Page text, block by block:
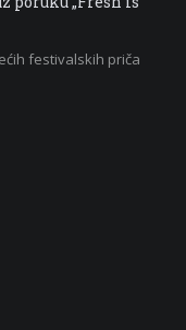
festivalskih priča